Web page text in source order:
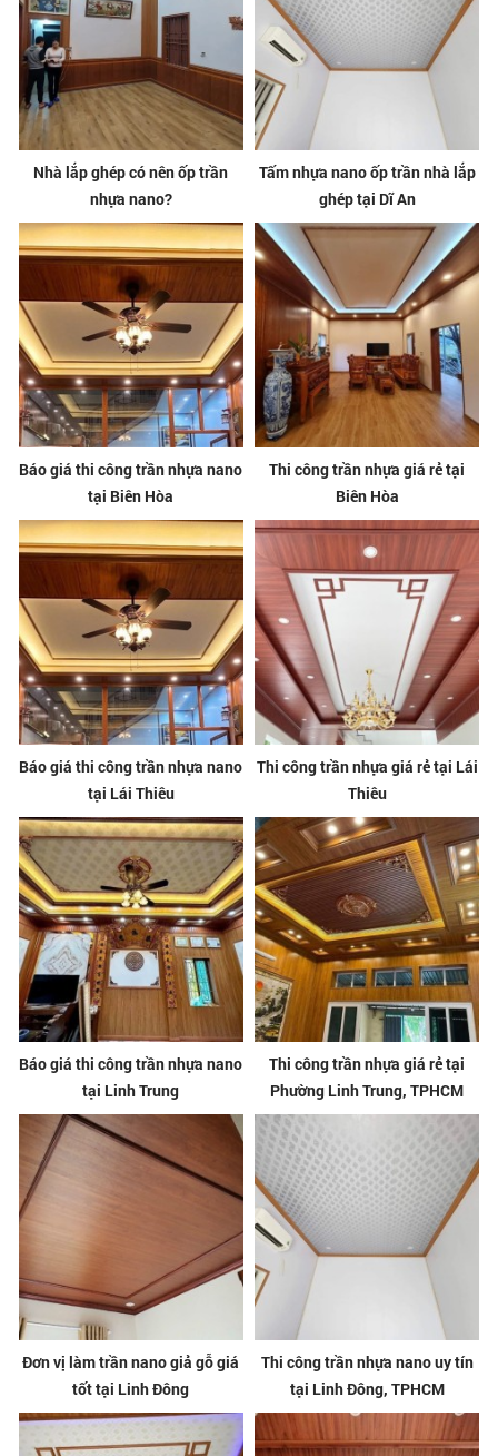
Nhà lắp ghép có nên ốp trần
nhựa nano?
Tấm nhựa nano ốp trần nhà lắp
ghép tại Dĩ An
Báo giá thi công trần nhựa nano
tại Biên Hòa
Thi công trần nhựa giá rẻ tại
Biên Hòa
Báo giá thi công trần nhựa nano
tại Lái Thiêu
Thi công trần nhựa giá rẻ tại Lái
Thiêu
Báo giá thi công trần nhựa nano
tại Linh Trung
Thi công trần nhựa giá rẻ tại
Phường Linh Trung, TPHCM
Đơn vị làm trần nano giả gỗ giá
tốt tại Linh Đông
Thi công trần nhựa nano uy tín
tại Linh Đông, TPHCM